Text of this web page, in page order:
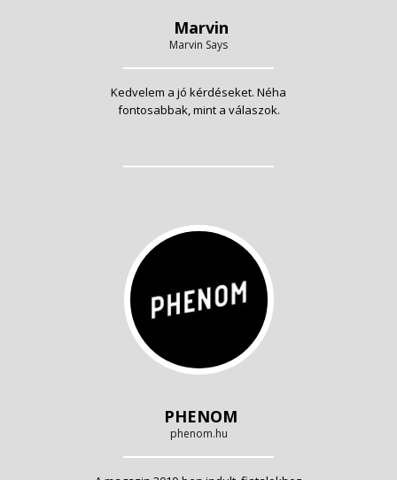
Marvin
Marvin Says
Kedvelem a jó kérdéseket. Néha
fontosabbak, mint a válaszok.
PHENOM
phenom.hu